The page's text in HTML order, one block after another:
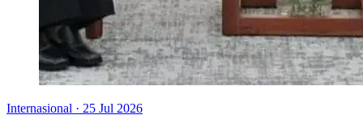
Internasional · 25 Jul 2026